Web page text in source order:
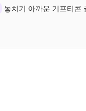
놓치기 아까운 기프티콘